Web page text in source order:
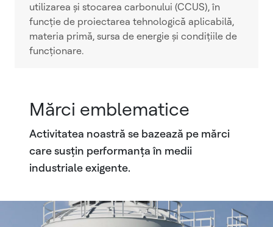
utilizarea și stocarea carbonului (CCUS), în
funcție de proiectarea tehnologică aplicabilă,
materia primă, sursa de energie și condițiile de
funcționare.
Mărci emblematice
Activitatea noastră se bazează pe mărci
care susțin performanța în medii
industriale exigente.